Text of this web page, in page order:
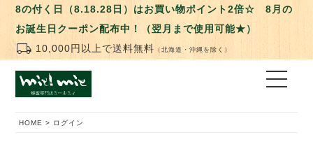
8の付く日（8.18.28日）はお買い物ポイント2倍☆ 8月の
お誕生日クーポン配布中！（翌月まで使用可能★）
local_shipping 10,000円以上で送料無料 （北海道・沖縄を除く）
HOME ログイン